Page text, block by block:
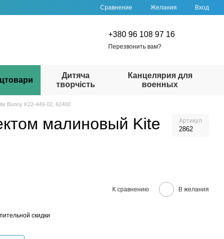
Сравнение Желания Вход
+380 96 108 97 16
Перезвонить вам?
Дитяча
творчість
Канцелярия для
военных
Bunny K22-449-02, 62400
малиновый Kite
Артикул
2862
К сравнению В желания
скидки